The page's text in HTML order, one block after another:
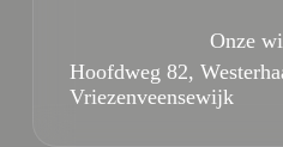
Onze
Hoofdweg 82,
Vriezenveensewijk